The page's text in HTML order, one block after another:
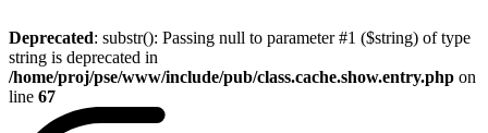
Deprecated: substr(): Passing null to parameter #1 ($string) of type
string is deprecated in
/home/proj/pse/www/include/pub/class.cache.show.entry.php on
line 67